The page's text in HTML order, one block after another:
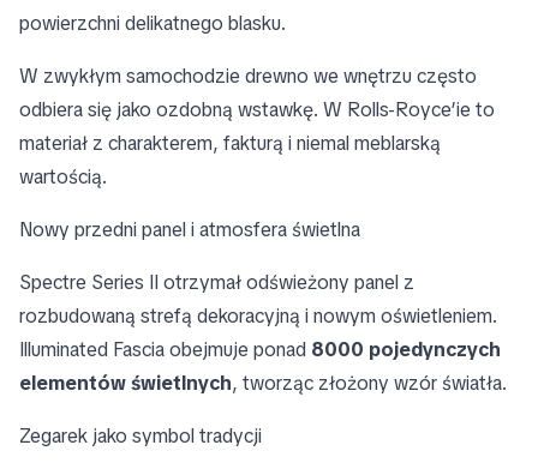
powierzchni delikatnego blasku.
W zwykłym samochodzie drewno we wnętrzu często
odbiera się jako ozdobną wstawkę. W Rolls-Royce’ie to
materiał z charakterem, fakturą i niemal meblarską
wartością.
Nowy przedni panel i atmosfera świetlna
Spectre Series II otrzymał odświeżony panel z
rozbudowaną strefą dekoracyjną i nowym oświetleniem.
Illuminated Fascia obejmuje ponad 8000 pojedynczych
elementów świetlnych, tworząc złożony wzór światła.
Zegarek jako symbol tradycji